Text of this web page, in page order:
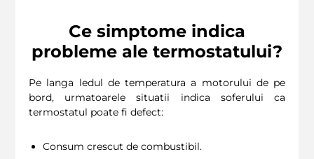
Ce simptome indica
probleme ale termostatului?
Pe langa ledul de temperatura a motorului de pe
bord, urmatoarele situatii indica soferului ca
termostatul poate fi defect:
Consum crescut de combustibil.